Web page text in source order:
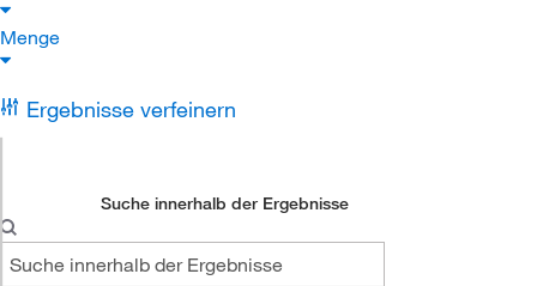
Menge
Ergebnisse verfeinern
Suche innerhalb der Ergebnisse